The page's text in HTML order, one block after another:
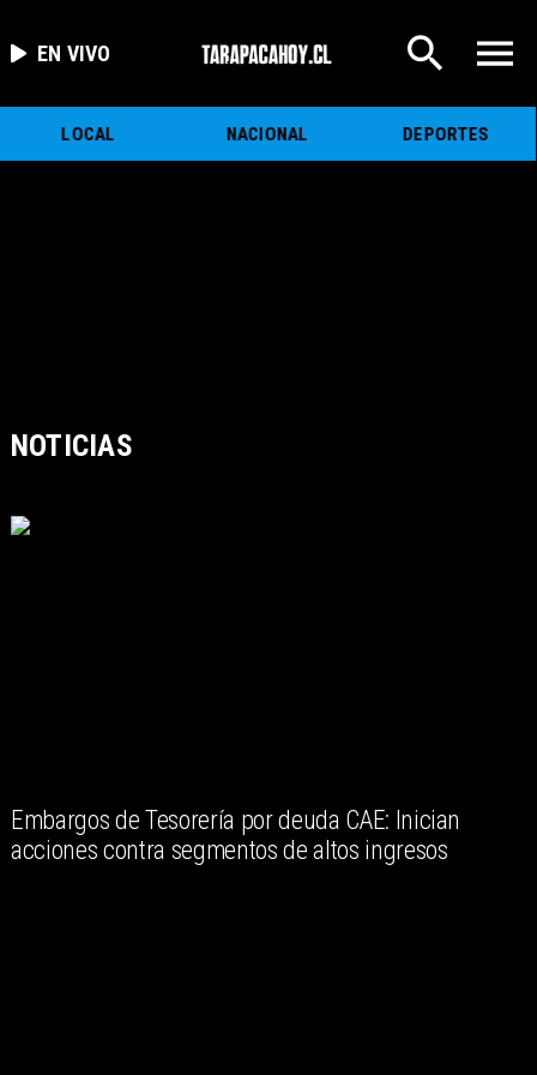
EN VIVO
LOCAL NACIONAL DEPORTES
NOTICIAS
Embargos de Tesorería por deuda CAE: Inician
acciones contra segmentos de altos ingresos